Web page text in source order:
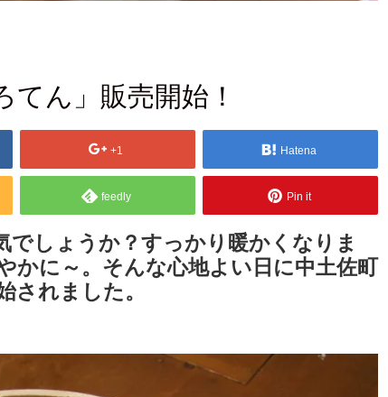
ん」販売開始！
+1 Hatena
feedly Pin it
でしょうか？すっかり暖かくなりま
かに～。そんな心地よい日に中土佐町
されました。